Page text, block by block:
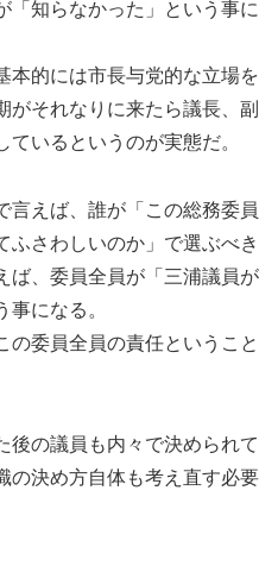
「知らなかった」という事に
本的には市長与党的な立場を
がそれなりに来たら議長、副
いるというのが実態だ。
言えば、誰が「この総務委員
ふさわしいのか」で選ぶべき
ば、委員全員が「三浦議員が
になる。
の委員全員の責任ということ
後の議員も内々で決められて
の決め方自体も考え直す必要